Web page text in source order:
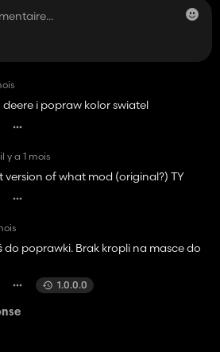
i popraw kolor swiatel
il y a 1 mois
version of what mod (original?) TY
do poprawki. Brak kropli na masce do
1.0.0.0